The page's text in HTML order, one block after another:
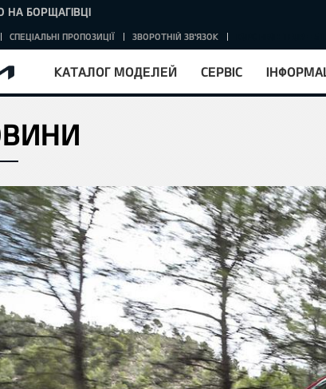
КАТАЛОГ МОДЕЛЕЙ СЕРВІС
НА БОРЩАГІВЦІ
СПЕЦІАЛЬНІ ПРОПОЗИЦІЇ ЗВОРОТНІЙ ЗВ'ЯЗОК